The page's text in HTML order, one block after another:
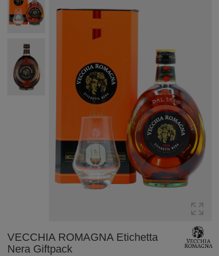
VECCHIA ROMAGNA Etichetta
Nera Giftpack